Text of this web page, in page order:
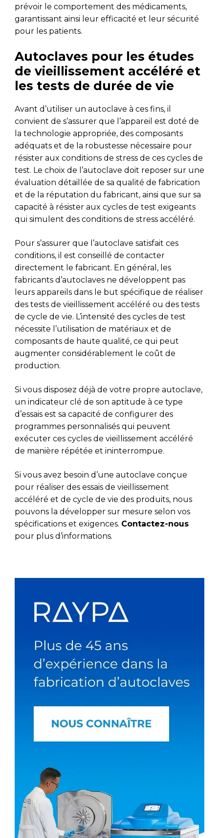
prévoir le comportement des médicaments,
garantissant ainsi leur efficacité et leur sécurité
pour les patients.
Autoclaves pour les études
de vieillissement accéléré et
les tests de durée de vie
Avant d’utiliser un autoclave à ces fins, il
convient de s’assurer que l’appareil est doté de
la technologie appropriée, des composants
adéquats et de la robustesse nécessaire pour
résister aux conditions de stress de ces cycles de
test. Le choix de l’autoclave doit reposer sur une
évaluation détaillée de sa qualité de fabrication
et de la réputation du fabricant, ainsi que sur sa
capacité à résister aux cycles de test exigeants
qui simulent des conditions de stress accéléré.
Pour s’assurer que l’autoclave satisfait ces
conditions, il est conseillé de contacter
directement le fabricant. En général, les
fabricants d’autoclaves ne développent pas
leurs appareils dans le but spécifique de réaliser
des tests de vieillissement accéléré ou des tests
de cycle de vie. L’intensité des cycles de test
nécessite l’utilisation de matériaux et de
composants de haute qualité, ce qui peut
augmenter considérablement le coût de
production.
Si vous disposez déjà de votre propre autoclave,
un indicateur clé de son aptitude à ce type
d’essais est sa capacité de configurer des
programmes personnalisés qui peuvent
exécuter ces cycles de vieillissement accéléré
de manière répétée et ininterrompue.
Si vous avez besoin d’une autoclave conçue
pour réaliser des essais de vieillissement
accéléré et de cycle de vie des produits, nous
pouvons la développer sur mesure selon vos
spécifications et exigences. Contactez-nous
pour plus d’informations.